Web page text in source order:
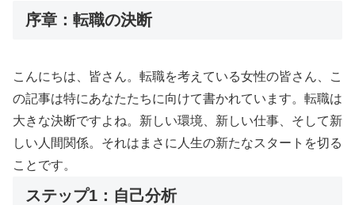
序章：転職の決断
こんにちは、皆さん。転職を考えている女性の皆さん、こ
の記事は特にあなたたちに向けて書かれています。転職は
大きな決断ですよね。新しい環境、新しい仕事、そして新
しい人間関係。それはまさに人生の新たなスタートを切る
ことです。
ステップ1：自己分析